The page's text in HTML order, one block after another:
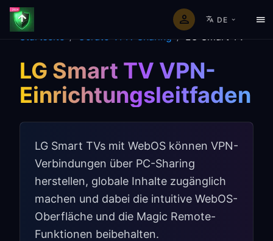
DE
Startseite / Geräte-VPN-Sharing / LG Smart TV
LG Smart TV VPN-
Einrichtungsleitfaden
LG Smart TVs mit WebOS können VPN-
Verbindungen über PC-Sharing
herstellen, globale Inhalte zugänglich
machen und dabei die intuitive WebOS-
Oberfläche und die Magic Remote-
Funktionen beibehalten.